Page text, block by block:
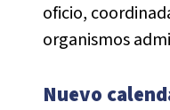
oficio,
organismos
Nuevo